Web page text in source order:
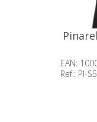
EAN:
Ref.: PI-